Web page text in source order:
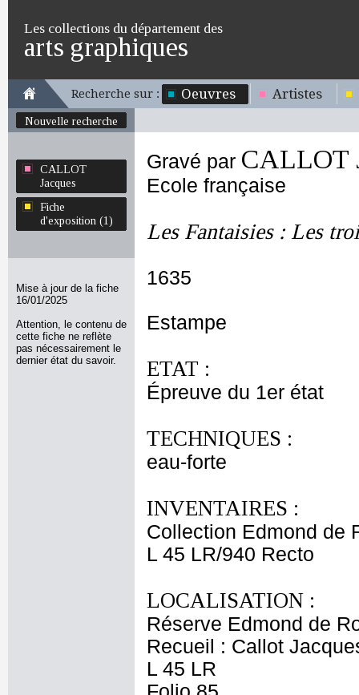
Les collections du département des
arts graphiques
Recherche sur : Oeuvres Artistes
Nouvelle recherche
CALLOT
Jacques
Fiche
d'exposition (1)
Mise à jour de la fiche
16/01/2025
Attention, le contenu de
cette fiche ne reflète
pas nécessairement le
dernier état du savoir.
Gravé par CALLOT
Ecole française
Les Fantaisies : Les
1635
Estampe
ETAT :
Épreuve du 1er état
TECHNIQUES :
eau-forte
INVENTAIRES :
Collection Edmond de
L 45 LR/940 Recto
LOCALISATION :
Réserve Edmond de
Recueil : Callot
L 45 LR